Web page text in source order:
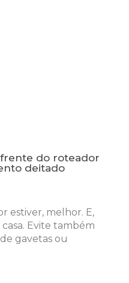
do roteador
deitado
estiver, melhor. E,
Evite também
gavetas ou